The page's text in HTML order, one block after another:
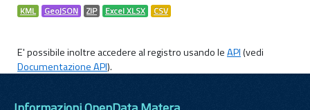
KML GeoJSON ZIP Excel XLSX CSV
E' possibile inoltre accedere al registro usando leAPI(vedi
Documentazione API).